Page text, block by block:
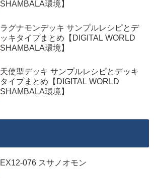
SHAMBALA環境】
ラグナモンデッキ サンプルレシピとデ
ッキタイプまとめ【DIGITAL WORLD
SHAMBALA環境】
天使型デッキ サンプルレシピとデッキ
タイプまとめ【DIGITAL WORLD
SHAMBALA環境】
EX12-076 スサノオモン